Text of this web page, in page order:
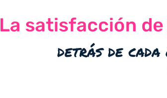
La satisfacción
detrás de